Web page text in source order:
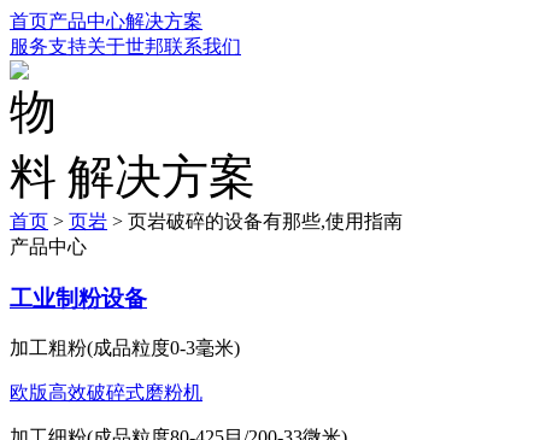
首页产品中心解决方案
服务支持关于世邦联系我们
解决方案
首页 > 页岩 > 页岩破碎的设备有那些,使用指南
产品中心
工业制粉设备
加工粗粉(成品粒度0-3毫米)
欧版高效破碎式磨粉机